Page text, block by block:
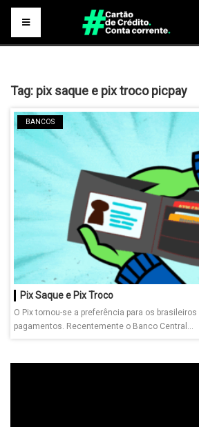
Tag: pix saque e pix troco picpay
BANCOS
Pix Saque e Pix Troco
O Pix tornou-se a preferência para os
pagamentos. Recentemente o Banco Central...